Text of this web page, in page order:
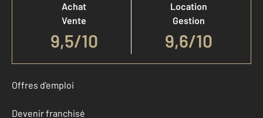
Achat
Vente
9,5/10
Location
Gestion
9,6/10
Offres d'emploi
Devenir franchisé